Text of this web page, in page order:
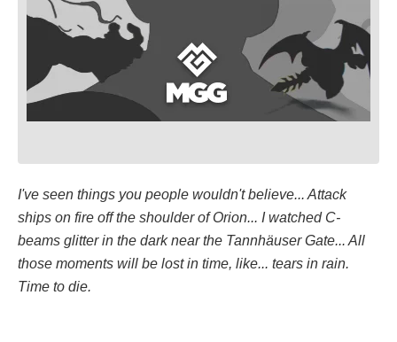
I've seen things you people wouldn't believe... Attack
ships on fire off the shoulder of Orion... I watched C-
beams glitter in the dark near the Tannhäuser Gate... All
those moments will be lost in time, like... tears in rain.
Time to die.